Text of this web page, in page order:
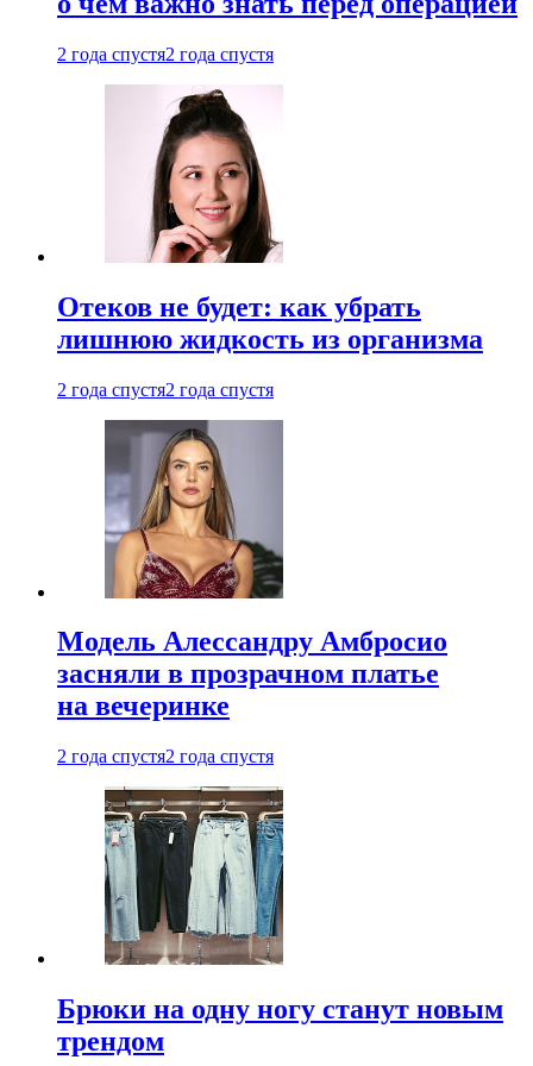
2 года спустя2 года спустя
Отеков не будет: как убрать
лишнюю жидкость из организма
2 года спустя2 года спустя
Модель Алессандру Амбросио
засняли в прозрачном платье
на вечеринке
2 года спустя2 года спустя
Брюки на одну ногу станут новым
трендом